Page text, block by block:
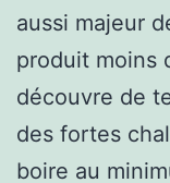
aussi majeur
produit moins
découvre de
des fortes
boire au